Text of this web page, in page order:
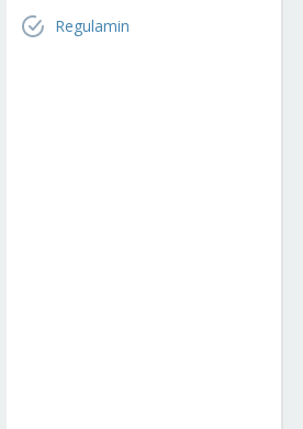
Regulamin